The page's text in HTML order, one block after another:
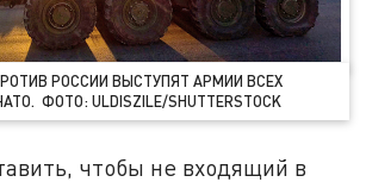
РОССИИ ВЫСТУПЯТ АРМИИ ВСЕХ
ФОТО: ULDISZILE/SHUTTERSTOCK
чтобы не входящий в